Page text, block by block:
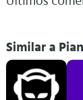
Similar a